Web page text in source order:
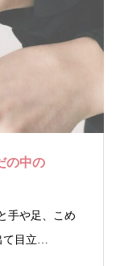
の中の
手や足、こめ
て目立…